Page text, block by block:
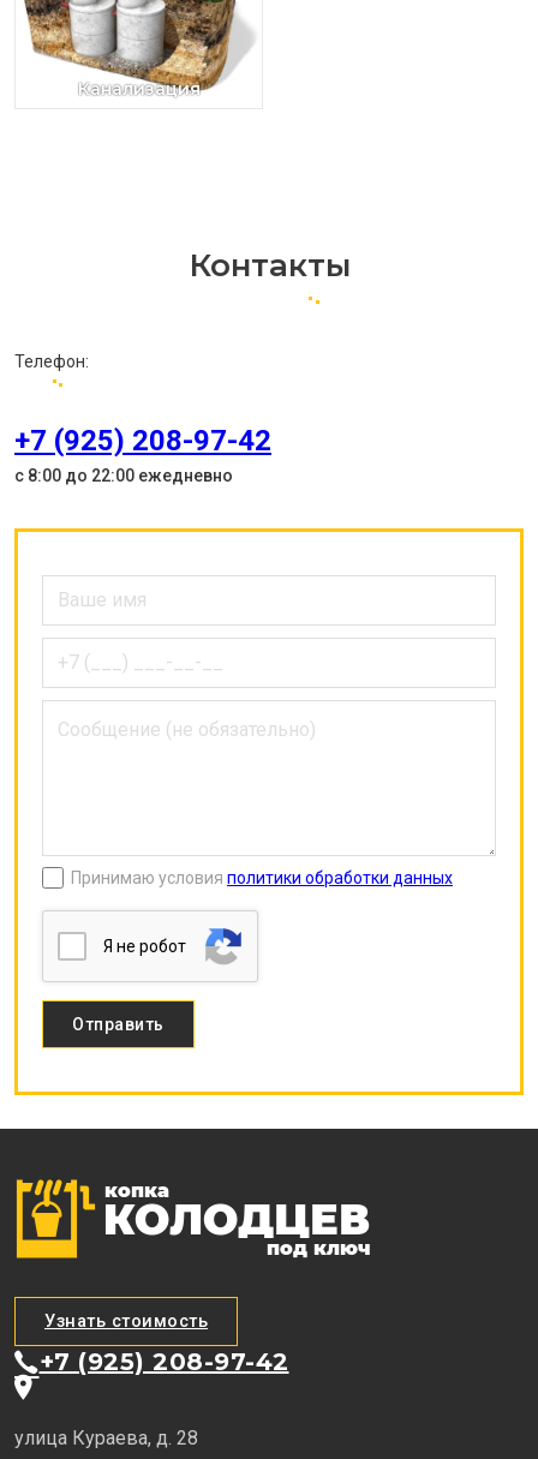
Канализация
Контакты
Телефон:
+7 (925) 208-97-42
с 8:00 до 22:00 ежедневно
Принимаю условия политики обработки данных
Я нe poбoт
Узнать стоимость
+7 (925) 208-97-42
улица Кураева, д. 28